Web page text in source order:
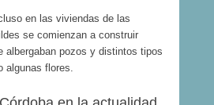
en las viviendas de las
se comienzan a construir
albergaban pozos y distintos tipos
algunas flores.